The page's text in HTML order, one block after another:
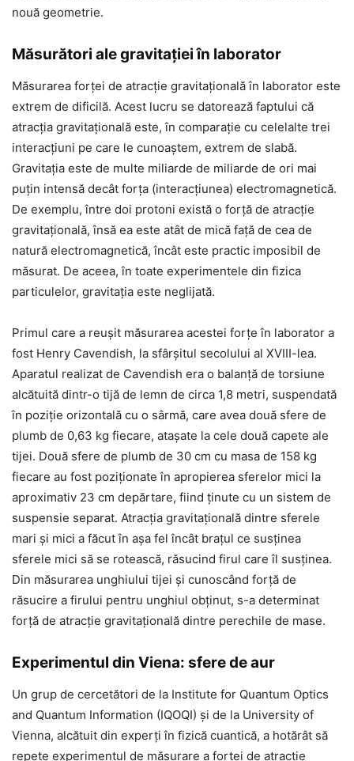
nouă geometrie.
Măsurători ale gravitației în laborator
Măsurarea forței de atracție gravitațională în laborator este
extrem de dificilă. Acest lucru se datorează faptului că
atracția gravitațională este, în comparație cu celelalte trei
interacțiuni pe care le cunoaștem, extrem de slabă.
Gravitația este de multe miliarde de miliarde de ori mai
puțin intensă decât forța (interacțiunea) electromagnetică.
De exemplu, între doi protoni există o forță de atracție
gravitațională, însă ea este atât de mică față de cea de
natură electromagnetică, încât este practic imposibil de
măsurat. De aceea, în toate experimentele din fizica
particulelor, gravitația este neglijată.
Primul care a reușit măsurarea acestei forțe în laborator a
fost Henry Cavendish, la sfârșitul secolului al XVIII-lea.
Aparatul realizat de Cavendish era o balanță de torsiune
alcătuită dintr-o tijă de lemn de circa 1,8 metri, suspendată
în poziție orizontală cu o sârmă, care avea două sfere de
plumb de 0,63 kg fiecare, atașate la cele două capete ale
tijei. Două sfere de plumb de 30 cm cu masa de 158 kg
fiecare au fost poziționate în apropierea sferelor mici la
aproximativ 23 cm depărtare, fiind ținute cu un sistem de
suspensie separat. Atracția gravitațională dintre sferele
mari și mici a făcut în așa fel încât brațul ce susținea
sferele mici să se rotească, răsucind firul care îl susținea.
Din măsurarea unghiului tijei și cunoscând forță de
răsucire a firului pentru unghiul obținut, s-a determinat
forță de atracție gravitațională dintre perechile de mase.
Experimentul din Viena: sfere de aur
Un grup de cercetători de la Institute for Quantum Optics
and Quantum Information (IQOQI) și de la University of
Vienna, alcătuit din experți în fizică cuantică, a hotărât să
repete experimentul de măsurare a forței de atracție